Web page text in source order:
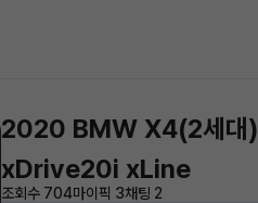
2020 BMW X4(2세대)
xDrive20i xLine
조회수 704마이픽 3채팅 2